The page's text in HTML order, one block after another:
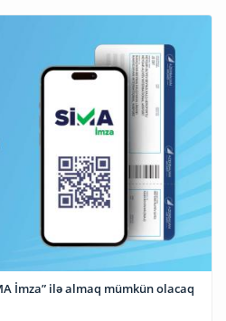
İmza” ilə almaq mümkün olacaq